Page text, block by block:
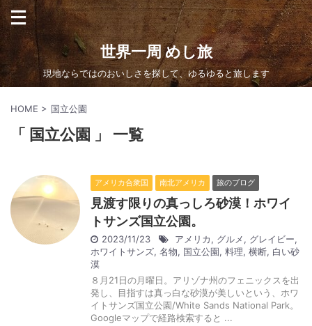
世界一周 めし旅
現地ならではのおいしさを探して、ゆるゆると旅します
HOME > 国立公園
「 国立公園 」 一覧
アメリカ合衆国 南北アメリカ 旅のブログ
見渡す限りの真っしろ砂漠！ホワイ
トサンズ国立公園。
2023/11/23 アメリカ, グルメ, グレイビー,
ホワイトサンズ, 名物, 国立公園, 料理, 横断, 白い砂
漠
８月21日の月曜日。アリゾナ州のフェニックスを出
発し、目指すは真っ白な砂漠が美しいという、ホワ
イトサンズ国立公園/White Sands National Park。
Googleマップで経路検索すると ...